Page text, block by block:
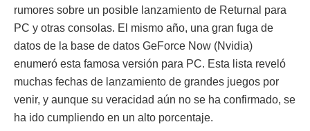
rumores sobre un posible lanzamiento de Returnal para
PC y otras consolas. El mismo año, una gran fuga de
datos de la base de datos GeForce Now (Nvidia)
enumeró esta famosa versión para PC. Esta lista reveló
muchas fechas de lanzamiento de grandes juegos por
venir, y aunque su veracidad aún no se ha confirmado, se
ha ido cumpliendo en un alto porcentaje.